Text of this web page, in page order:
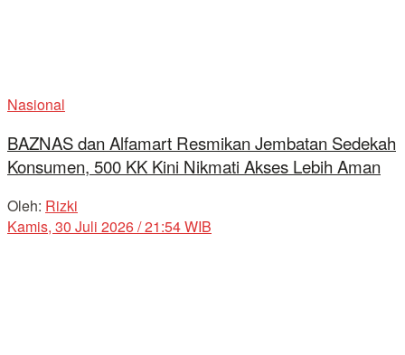
Nasional
BAZNAS dan Alfamart Resmikan Jembatan Sedekah
Konsumen, 500 KK Kini Nikmati Akses Lebih Aman
Oleh: Rizki
Kamis, 30 Juli 2026 / 21:54 WIB